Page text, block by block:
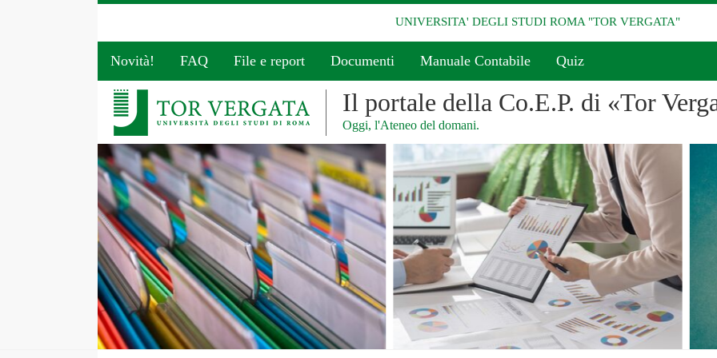
UNIVERSITA' DEGLI STUDI ROMA "TOR VERGATA"
Novità! FAQ File e report Documenti Manuale Contabile Quiz
Il portale della Co.E.P. di «Tor
Oggi, l'Ateneo del domani.